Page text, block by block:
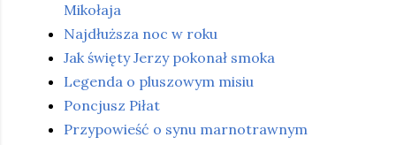
Mikołaja
Najdłuższa noc w roku
Jak święty Jerzy pokonał smoka
Legenda o pluszowym misiu
Poncjusz Piłat
Przypowieść o synu marnotrawnym